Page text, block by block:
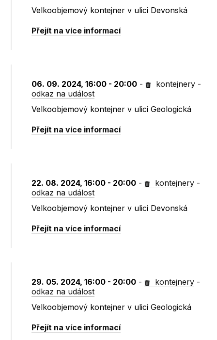
Velkoobjemový kontejner v ulici Devonská
Přejít na více informací
06. 09. 2024, 16:00 - 20:00 - kontejnery -
odkaz na událost
Velkoobjemový kontejner v ulici Geologická
Přejít na více informací
22. 08. 2024, 16:00 - 20:00 - kontejnery -
odkaz na událost
Velkoobjemový kontejner v ulici Devonská
Přejít na více informací
29. 05. 2024, 16:00 - 20:00 - kontejnery -
odkaz na událost
Velkoobjemový kontejner v ulici Geologická
Přejít na více informací